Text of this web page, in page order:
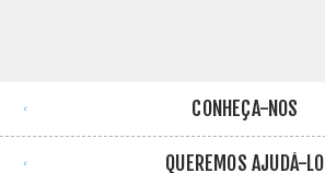
CONHEÇA-NOS
QUEREMOS AJUDÁ-LO